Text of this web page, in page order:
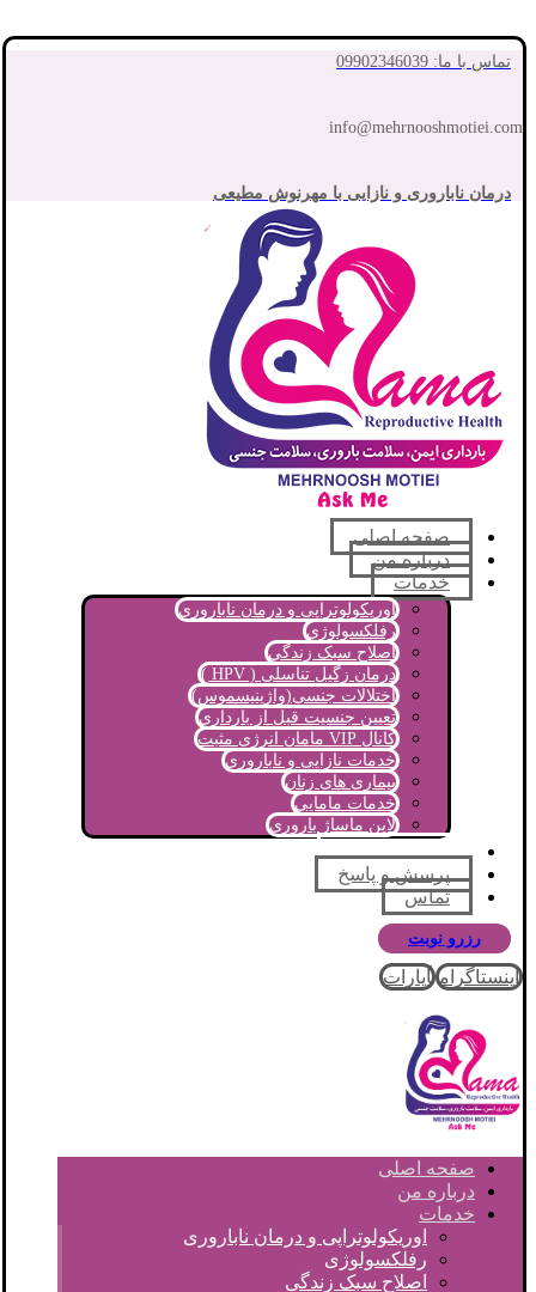
تماس با ما: 09902346039
info@mehrnooshmotiei.com
درمان ناباروری و نازایی با مهرنوش مطیعی
صفحه اصلی
درباره من
خدمات
اوریکولوتراپی و درمان ناباروری
رفلکسولوژی
اصلاح سبک زندگی
درمان زگیل تناسلی ( HPV )
اختلالات جنسی(واژینیسموس)
تعیین جنسیت قبل از بارداری
کانال VIP مامان انرژی مثبت
خدمات نازایی و ناباروری
بیماری های زنان
خدمات مامایی
لاین ماساژ باروری
مجله آموزشی
پرسش و پاسخ
تماس
رزرو نوبت
اینستاگرام آپارات
صفحه اصلی
درباره من
خدمات
اوریکولوتراپی و درمان ناباروری
رفلکسولوژی
اصلاح سبک زندگی